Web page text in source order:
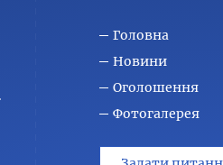
Головна
Новини
Оголошення
Фотогалерея